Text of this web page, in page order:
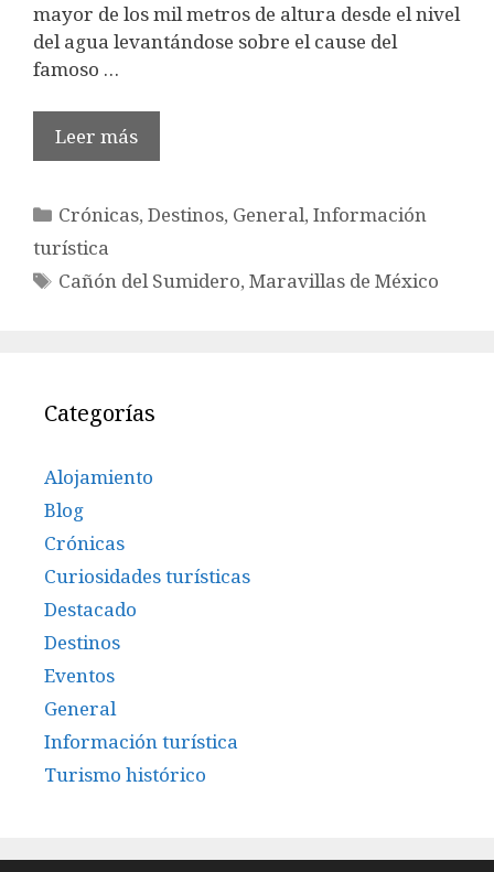
mayor de los mil metros de altura desde el nivel
del agua levantándose sobre el cause del
famoso …
Leer más
Categorías
Crónicas,Destinos, General,Información
turística
Etiquetas
Cañón del Sumidero,Maravillas de México
Categorías
Alojamiento
Blog
Crónicas
Curiosidades turísticas
Destacado
Destinos
Eventos
General
Información turística
Turismo histórico